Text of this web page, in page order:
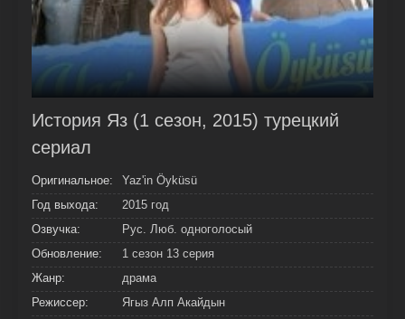
История Яз (1 сезон, 2015) турецкий
сериал
Оригинальное:
Yaz'in Öyküsü
Год выхода:
2015 год
Озвучка:
Рус. Люб. одноголосый
Обновление:
1 сезон 13 серия
Жанр:
драма
Режиссер:
Ягыз Алп Акайдын